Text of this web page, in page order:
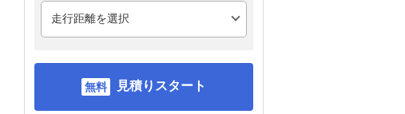
見積りスタート